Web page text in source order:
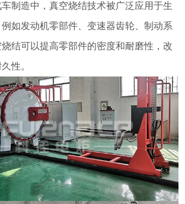
制造中，真空烧结技术被广泛应用于生
如发动机零部件、变速器齿轮、制动系
结可以提高零部件的密度和耐磨性，改
性。